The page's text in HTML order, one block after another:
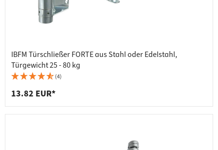
IBFM Türschließer FORTE aus Stahl oder Edelstahl,
Türgewicht 25 - 80 kg
(4)
13.82 EUR*